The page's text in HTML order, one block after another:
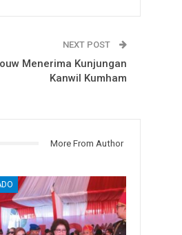
NEXT POST
Menerima Kunjungan
Kanwil Kumham
More From Author